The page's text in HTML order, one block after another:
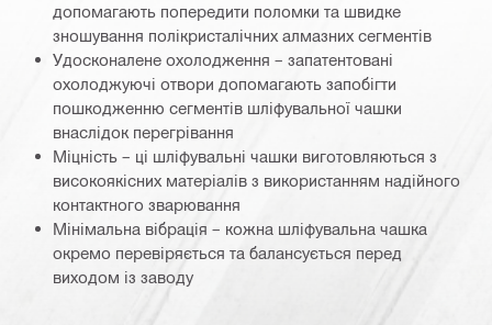
допомагають попередити поломки та швидке
зношування полікристалічних алмазних сегментів
Удосконалене охолодження – запатентовані
охолоджуючі отвори допомагають запобігти
пошкодженню сегментів шліфувальної чашки
внаслідок перегрівання
Міцність – ці шліфувальні чашки виготовляються з
високоякісних матеріалів з використанням надійного
контактного зварювання
Мінімальна вібрація – кожна шліфувальна чашка
окремо перевіряється та балансується перед
виходом із заводу